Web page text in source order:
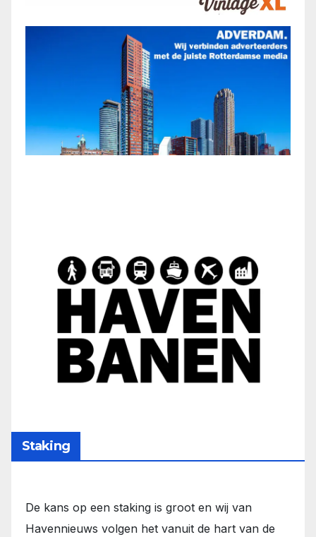
Staking
De kans op een staking is groot en wij van
Havennieuws volgen het vanuit de hart van de